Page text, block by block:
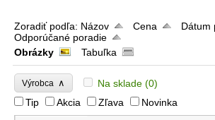
Zoradiť podľa: Názov Cena
Dátum
Odporúčané poradie
Obrázky
Tabuľka
Výrobca ∧ Na sklade (0)
Tip
Akcia Zľava Novinka